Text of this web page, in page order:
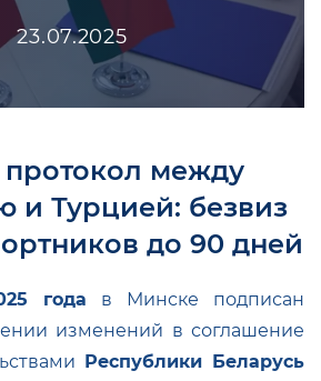
23.07.2025
между
и Турцией: безвиз
до 90 дней
года в Минске подписан
изменений в соглашение
Республики Беларусь